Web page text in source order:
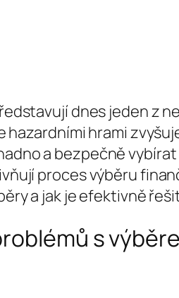
dnes jeden z
hazardními hrami
a bezpečně
proces výběru
a jak je efektivně
s